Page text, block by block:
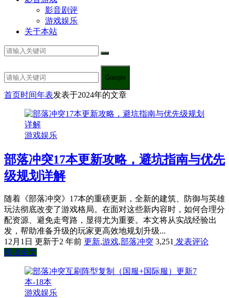
影音剧评
游戏娱乐
关于本站
Google
首页时间年表发表于2024年的文章
游戏娱乐
部落冲突17本更新攻略，避坑指南与优先
级规划详解
随着《部落冲突》17本的重磅更新，全新的建筑、防御与英雄
玩法彻底改变了游戏格局。在面对这些新内容时，如何合理分
配资源、避免走弯路，显得尤为重要。本文将从实战经验出
发，帮助准备升级的玩家更高效地规划升级...
12月1日 更新于2 年前 更新,游戏,部落冲突 3,251 发表评论
阅读全文
游戏娱乐